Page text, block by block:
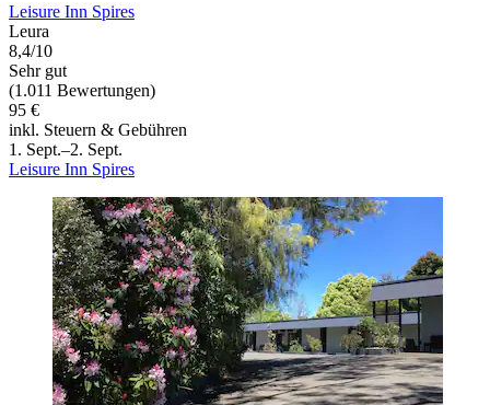
Leisure Inn Spires
Leura
8,4/10
Sehr gut
(1.011 Bewertungen)
95 €
inkl. Steuern & Gebühren
1. Sept.–2. Sept.
Leisure Inn Spires